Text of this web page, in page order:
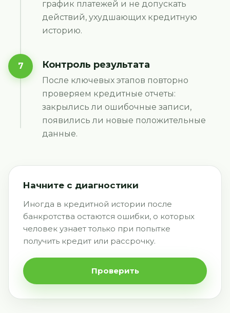
график платежей и не допускать
действий, ухудшающих кредитную
историю.
7 Контроль результата
После ключевых этапов повторно
проверяем кредитные отчеты:
закрылись ли ошибочные записи,
появились ли новые положительные
данные.
Начните с диагностики
Иногда в кредитной истории после
банкротства остаются ошибки, о которых
человек узнает только при попытке
получить кредит или рассрочку.
Проверить